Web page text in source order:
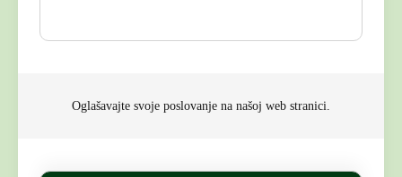
Oglašavajte svoje poslovanje na našoj web stranici.